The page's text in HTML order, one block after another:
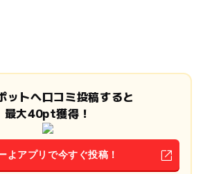
ットへ口コミ投稿すると
最大40pt獲得！
よアプリで今すぐ投稿！